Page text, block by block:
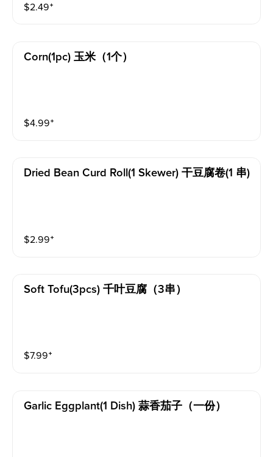
$2.49⁺
Corn(1pc) 玉米（1个）
$4.99⁺
Dried Bean Curd Roll(1 Skewer) 干豆腐卷(1 串)
$2.99⁺
Soft Tofu(3pcs) 千叶豆腐（3串）
$7.99⁺
Garlic Eggplant(1 Dish) 蒜香茄子（一份）